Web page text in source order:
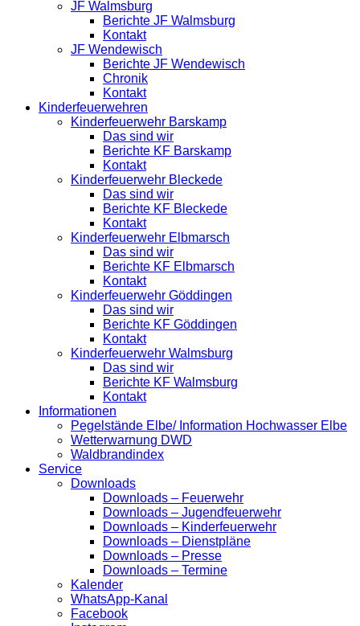
JF Walmsburg
Berichte JF Walmsburg
Kontakt
JF Wendewisch
Berichte JF Wendewisch
Chronik
Kontakt
Kinderfeuerwehren
Kinderfeuerwehr Barskamp
Das sind wir
Berichte KF Barskamp
Kontakt
Kinderfeuerwehr Bleckede
Das sind wir
Berichte KF Bleckede
Kontakt
Kinderfeuerwehr Elbmarsch
Das sind wir
Berichte KF Elbmarsch
Kontakt
Kinderfeuerwehr Göddingen
Das sind wir
Berichte KF Göddingen
Kontakt
Kinderfeuerwehr Walmsburg
Das sind wir
Berichte KF Walmsburg
Kontakt
Informationen
Pegelstände Elbe/ Information Hochwasser Elbe
Wetterwarnung DWD
Waldbrandindex
Service
Downloads
Downloads – Feuerwehr
Downloads – Jugendfeuerwehr
Downloads – Kinderfeuerwehr
Downloads – Dienstpläne
Downloads – Presse
Downloads – Termine
Kalender
WhatsApp-Kanal
Facebook